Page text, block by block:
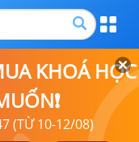
KHOÁ HỌC
(TỪ 10-12/08)